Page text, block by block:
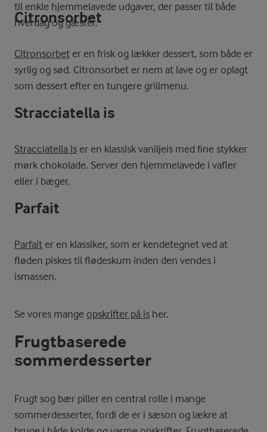
til enkle hjemmelavede udgaver, der passer til både
hverdag og gæster.
Citronsorbet
Citronsorbet er en frisk og lækker dessert, som både er
syrlig og sød. Citronsorbet er nem at lave og er oplagt
som dessert efter en tungere grillmenu.
Stracciatella is
Stracciatella is er en klassisk vaniljeis med fine stykker
mørk chokolade. Server den hjemmelavede i vafler
eller i bæger.
Parfait
Parfait er en klassiker, som er kendetegnet ved at
fløden piskes til flødeskum inden den vendes i
ismassen.
Se vores mange opskrifter på is her.
Frugtbaserede
sommerdesserter
Frugt sog bær piller en central rolle i mange
sommerdesserter, fordi de er i sæson og lækre at